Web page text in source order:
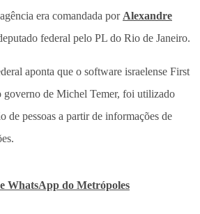
era comandada por Alexandre
federal pelo PL do Rio de Janeiro.
aponta que o software israelense First
de Michel Temer, foi utilizado
de pessoas a partir de informações de
WhatsApp do Metrópoles